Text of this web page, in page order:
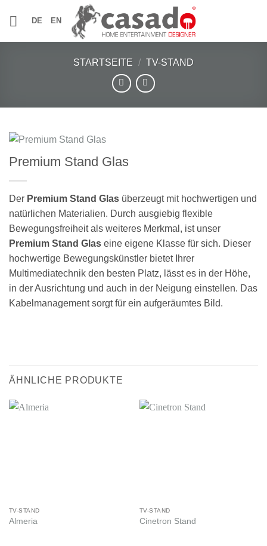
DE EN
STARTSEITE / TV-STAND
Premium Stand Glas
Der Premium Stand Glas überzeugt mit hochwertigen und
natürlichen Materialien. Durch ausgiebig flexible
Bewegungsfreiheit als weiteres Merkmal, ist unser
Premium Stand Glas eine eigene Klasse für sich. Dieser
hochwertige Bewegungskünstler bietet Ihrer
Multimediatechnik den besten Platz, lässt es in der Höhe,
in der Ausrichtung und auch in der Neigung einstellen. Das
Kabelmanagement sorgt für ein aufgeräumtes Bild.
ÄHNLICHE PRODUKTE
TV-STAND
Almeria
TV-STAND
Cinetron Stand